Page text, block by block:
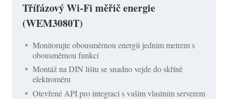
Třífázový Wi-Fi měřič energie
(WEM3080T)
Monitorujte obousměrnou energii jedním metrem s
obousměrnou funkcí
Montáž na DIN lištu se snadno vejde do skříně
elektroměru
Otevřené API pro integraci s vaším vlastním serverem